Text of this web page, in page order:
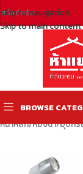
Skip to navigation
Skip to main content
สวัสดีครับ
BROWSE
หน้าหลัก/ห้องน้ำ/อุปก